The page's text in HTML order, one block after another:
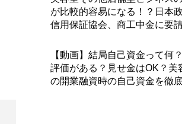
が比較的容易になる！？日本
信用保証協会、商工中金に要請
【動画】結局自己資金って何
評価がある？見せ金はOK？美
の開業融資時の自己資金を徹底